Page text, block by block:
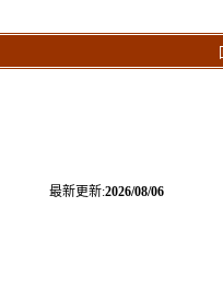
最新更新:2026/08/06